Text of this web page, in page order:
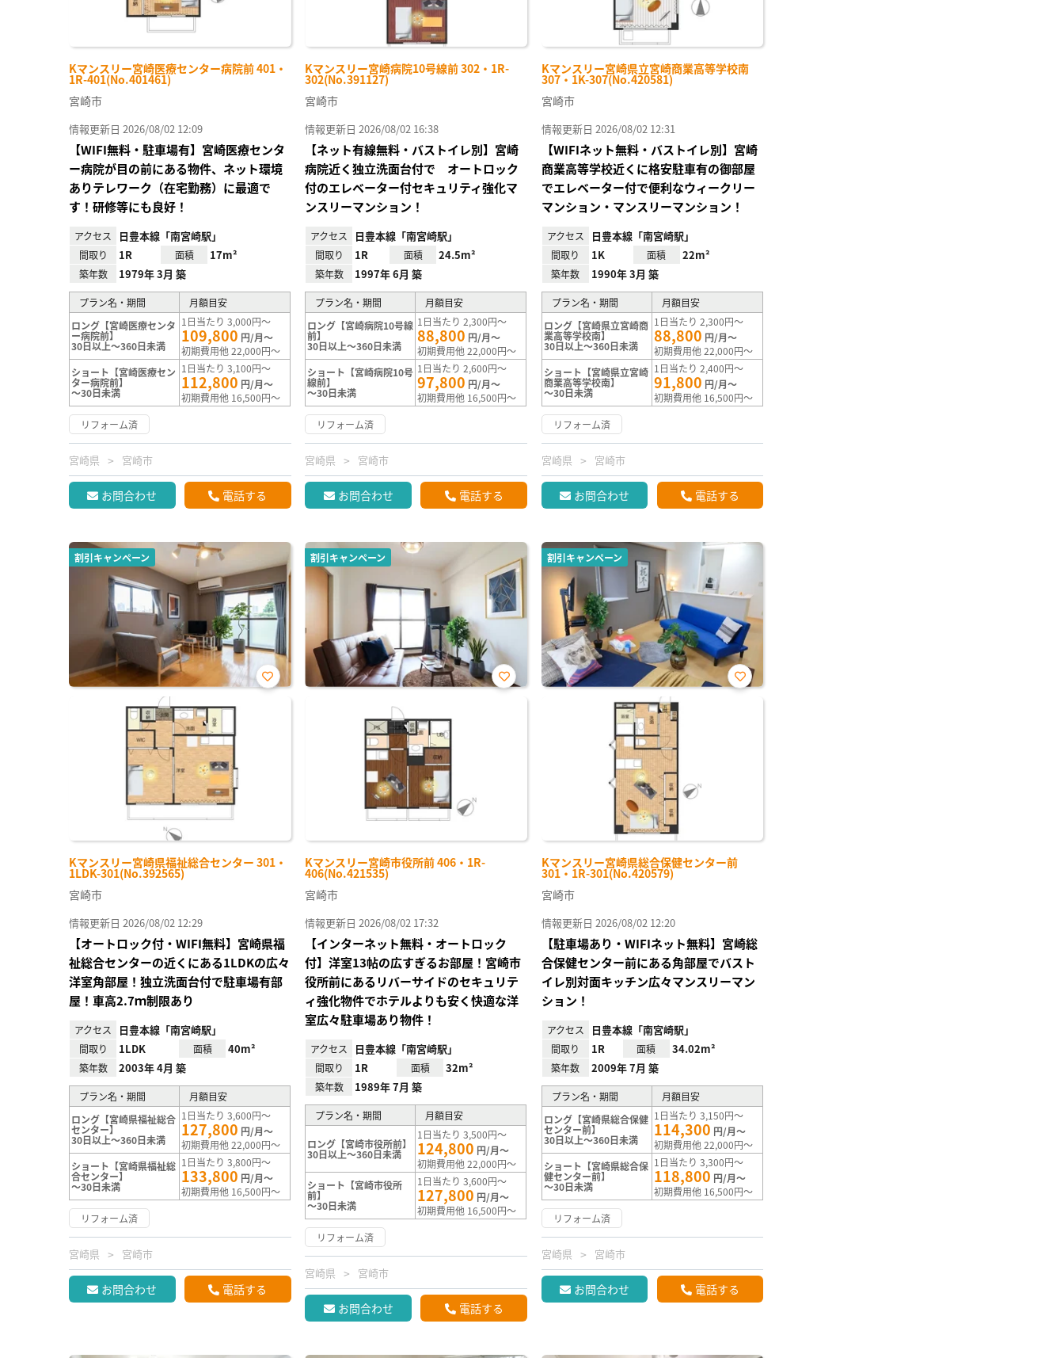
Kマンスリー宮崎医療センター病院前 401・
1R-401(No.401461)
宮崎市
情報更新日 2026/08/02 12:09
【WIFI無料・駐車場有】宮崎医療センタ
ー病院が目の前にある物件、ネット環境
ありテレワーク（在宅勤務）に最適で
す！研修等にも良好！
アクセス 日豊本線「南宮崎駅」
間取り 1R 面積 17m²
築年数 1979年 3月 築
プラン名・期間
月額目安
ロング【宮崎医療センタ
ー病院前】
30日以上～360日未満
1日当たり 3,000円～
109,800 円/月～
初期費用他 22,000円～
ショート【宮崎医療セン
ター病院前】
～30日未満
1日当たり 3,100円～
112,800 円/月～
初期費用他 16,500円～
リフォーム済
宮崎県 宮崎市
お問合わせ 電話する
Kマンスリー宮崎病院10号線前 302・1R-
302(No.391127)
宮崎市
情報更新日 2026/08/02 16:38
【ネット有線無料・バストイレ別】宮崎
病院近く独立洗面台付で オートロック
付のエレベーター付セキュリティ強化マ
ンスリーマンション！
アクセス 日豊本線「南宮崎駅」
間取り 1R 面積 24.5m²
築年数 1997年 6月 築
プラン名・期間
月額目安
ロング【宮崎病院10号線
前】
30日以上～360日未満
1日当たり 2,300円～
88,800 円/月～
初期費用他 22,000円～
ショート【宮崎病院10号
線前】
～30日未満
1日当たり 2,600円～
97,800 円/月～
初期費用他 16,500円～
リフォーム済
宮崎県 宮崎市
お問合わせ 電話する
Kマンスリー宮崎県立宮崎商業高等学校南
307・1K-307(No.420581)
宮崎市
情報更新日 2026/08/02 12:31
【WIFIネット無料・バストイレ別】宮崎
商業高等学校近くに格安駐車有の御部屋
でエレベーター付で便利なウィークリー
マンション・マンスリーマンション！
アクセス 日豊本線「南宮崎駅」
間取り 1K 面積 22m²
築年数 1990年 3月 築
プラン名・期間
月額目安
ロング【宮崎県立宮崎商
業高等学校南】
30日以上～360日未満
1日当たり 2,300円～
88,800 円/月～
初期費用他 22,000円～
ショート【宮崎県立宮崎
商業高等学校南】
～30日未満
1日当たり 2,400円～
91,800 円/月～
初期費用他 16,500円～
リフォーム済
宮崎県 宮崎市
お問合わせ 電話する
割引キャンペーン
Kマンスリー宮崎県福祉総合センター 301・
1LDK-301(No.392565)
お気
宮崎市
情報更新日 2026/08/02 12:29
【オートロック付・WIFI無料】宮崎県福
祉総合センターの近くにある1LDKの広々
洋室角部屋！独立洗面台付で駐車場有部
屋！車高2.7ｍ制限あり
アクセス 日豊本線「南宮崎駅」
間取り 1LDK 面積 40m²
築年数 2003年 4月 築
プラン名・期間
月額目安
ロング【宮崎県福祉総合
センター】
30日以上～360日未満
1日当たり 3,600円～
127,800 円/月～
初期費用他 22,000円～
ショート【宮崎県福祉総
合センター】
～30日未満
1日当たり 3,800円～
133,800 円/月～
初期費用他 16,500円～
リフォーム済
宮崎県 宮崎市
お問合わせ 電話する
割引キャンペーン
Kマンスリー宮崎市役所前 406・1R-
406(No.421535)
お気
宮崎市
情報更新日 2026/08/02 17:32
【インターネット無料・オートロック
付】洋室13帖の広すぎるお部屋！宮崎市
役所前にあるリバーサイドのセキュリテ
ィ強化物件でホテルよりも安く快適な洋
室広々駐車場あり物件！
アクセス 日豊本線「南宮崎駅」
間取り 1R 面積 32m²
築年数 1989年 7月 築
プラン名・期間 月額目安
ロング【宮崎市役所前】
30日以上～360日未満
1日当たり 3,500円～
124,800 円/月～
初期費用他 22,000円～
ショート【宮崎市役所
前】
～30日未満
1日当たり 3,600円～
127,800 円/月～
初期費用他 16,500円～
リフォーム済
宮崎県 宮崎市
お問合わせ 電話する
割引キャンペーン
Kマンスリー宮崎県総合保健センター前
301・1R-301(No.420579)
お気
宮崎市
情報更新日 2026/08/02 12:20
【駐車場あり・WIFIネット無料】宮崎総
合保健センター前にある角部屋でバスト
イレ別対面キッチン広々マンスリーマン
ション！
アクセス 日豊本線「南宮崎駅」
間取り 1R 面積 34.02m²
築年数 2009年 7月 築
プラン名・期間
月額目安
ロング【宮崎県総合保健
センター前】
30日以上～360日未満
1日当たり 3,150円～
114,300 円/月～
初期費用他 22,000円～
ショート【宮崎県総合保
健センター前】
～30日未満
1日当たり 3,300円～
118,800 円/月～
初期費用他 16,500円～
リフォーム済
宮崎県 宮崎市
お問合わせ 電話する